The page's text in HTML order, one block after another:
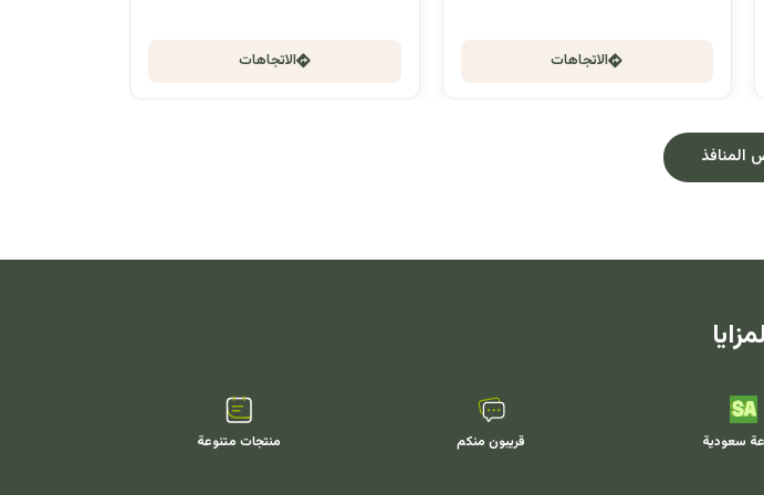
الاتجاهات الاتجاهات
المنافذ
سعودية قريبون منكم منتجات متنوعة